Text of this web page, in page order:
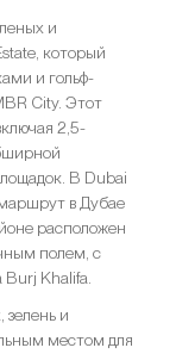
и
который
и гольф-
City. Этот
2,5-
В Dubai
в Дубае
расположен
полем, с
Khalifa.
зелень и
местом для